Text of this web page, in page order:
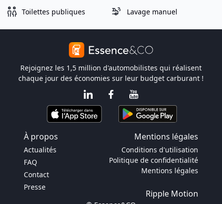
Toilettes publiques Lavage manuel
Rejoignez les 1,5 million d'automobilistes qui réalisent
chaque jour des économies sur leur budget carburant !
À propos Mentions légales
Actualités
FAQ
Contact
Presse
Conditions d'utilisation
Politique de confidentialité
Mentions légales
Ripple Motion